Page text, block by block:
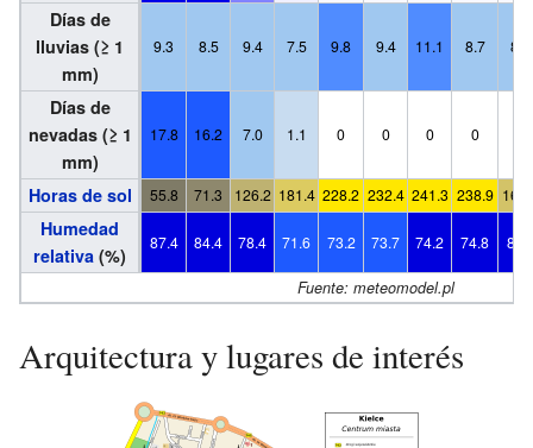
Días de
lluvias (≥ 1
mm)
9.3 8.5 9.4 7.5 9.8 9.4 11.1 8.7 8.2
Días de
nevadas (≥ 1
mm)
17.8 16.2 7.0 1.1 0 0 0 0
Horas de sol 55.8 71.3 126.2 181.4 228.2 232.4 241.3 238.9
Humedad
relativa (%)
87.4 84.4 78.4 71.6 73.2 73.7 74.2 74.8
Fuente: meteomodel.pl
Arquitectura y lugares de interés